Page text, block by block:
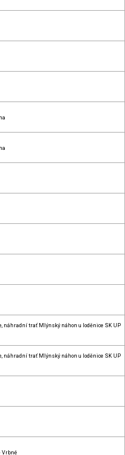
náhradní trať Mlýnský náhon u loděnice SK UP
náhradní trať Mlýnský náhon u loděnice SK UP
Vrbné